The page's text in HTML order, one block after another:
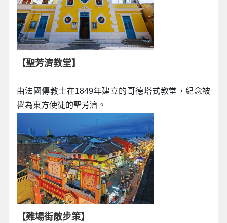
【聖芳濟教堂】
由法國傳教士在1849年建立的哥德塔式教堂，紀念被
譽為東方使徒的聖芳濟。
【雞場街散步策】